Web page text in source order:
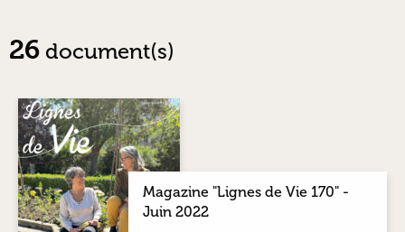
26 document(s)
Magazine "Lignes de Vie 170" -
Juin 2022